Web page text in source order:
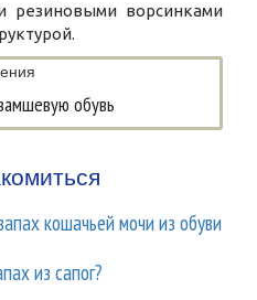
резиновыми ворсинками
обувь
кошачьей мочи из обуви
из сапог?